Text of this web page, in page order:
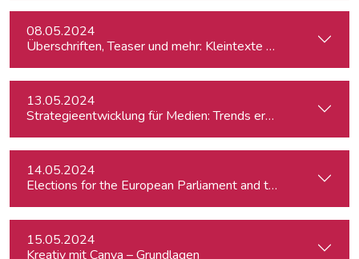
08.05.2024
Überschriften, Teaser und mehr: Kleintexte einfach besser
13.05.2024
Strategieentwicklung für Medien: Trends erkennen &
14.05.2024
15.05.2024
Kreativ mit Canva – Grundlagen